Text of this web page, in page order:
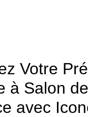
Votre
à Salon de
avec